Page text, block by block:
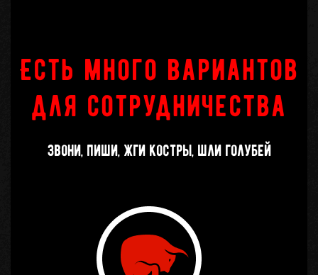
Есть много вариантов
для сотрудничества
Звони, пиши, жги костры, шли голубей